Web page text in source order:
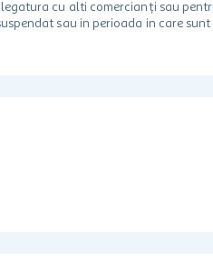
cu alti comercianți sau
sau in perioada in care